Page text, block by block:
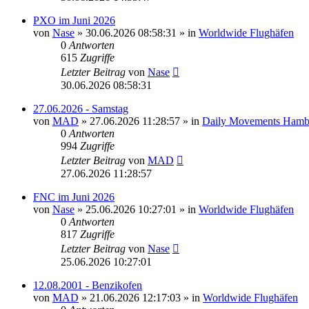
PXO im Juni 2026
von Nase » 30.06.2026 08:58:31 » in Worldwide Flughäfen
0 Antworten
615 Zugriffe
Letzter Beitrag von Nase
30.06.2026 08:58:31
27.06.2026 - Samstag
von MAD » 27.06.2026 11:28:57 » in Daily Movements
0 Antworten
994 Zugriffe
Letzter Beitrag von MAD
27.06.2026 11:28:57
FNC im Juni 2026
von Nase » 25.06.2026 10:27:01 » in Worldwide Flughäfen
0 Antworten
817 Zugriffe
Letzter Beitrag von Nase
25.06.2026 10:27:01
12.08.2001 - Benzikofen
von MAD » 21.06.2026 12:17:03 » in Worldwide Flughäfen